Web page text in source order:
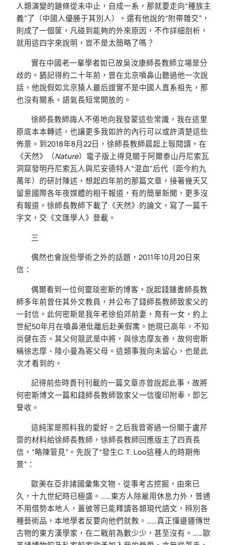
人類演變的鏈條從未中止，自成一系，那就要走向“種族主
義”了（中國人優勝于其別人）。還有他說的“附帶雜交”，
則成了一個筐，凡碰到能夠的外來原因，不作詳細剖析，
就用這四字來說明，豈不是太簡略了嗎？
實在中國老一輩學者如已故吳汝康師長教師立場是分
歧的。猶記得約二十年前，曾在北京噴鼻山聽過他一次說
話，他說假如北京猿人最后證實不是中國人直系祖先，那
也沒有關系。語氣長短常開放的。
徐師長教師誨人不倦地向我發蒙這些常識，我在這里
原底本本轉述，也讓更多我如許的內行可以或許清楚這些
佈景。到2018年8月22日，徐師長教師晨起上彀閱讀，在
《天然》（Nature）電子版上得見關于阿爾泰山丹尼索瓦
洞窟發明丹尼索瓦人與尼安德特人“混血”后代（距今約九
萬年）的研討陳述，想起四年前的那篇文章，接著幾天又
留意國際各年夜媒體的相干報道，有的簡單新聞，更多沒
有報道。徐師長教師下載了《天然》的論文，寫了一篇千
字文，交《文匯學人》登載。
三
偶然也會說些學術之外的話題，2011年10月20日來
信：
偶爾看到一位何靈琰密斯的博客，說起錢鍾書師長教
師多年前曾任其外文教員，并公布了錢師長教師致家父的
一封信。此何密斯是我年老徐伯郊前妻，育有一女，約上
世紀50年月在噴鼻港仳離后赴美假寓。她現已高年，不知
尚健在否。其父何競武是中將，與徐志摩友善，故何密斯
稱徐志摩、陸小曼為寄父母。這類事我向未留心，也是此
次才看到的。
記得前些時貴刊刊載的一篇文章亦曾說起此事，故將
何密斯博文一篇和錢師長教師致家父一信復印附奉，即乞
詧收。
這純潔是照料我的愛好。之后我曾寄過一份關于盧芹
齋的材料給徐師長教師，徐師長教師回應版主了四頁長
信，“略陳管見”。先說了“發生C. T. Loo這種人的時期佈
景”：
歐美在亞非諸國彙集文物、從事考古挖掘，由來已
久，十九世紀時已極盛。……東方人除雇用休息力外，普通
不用借勢本地人，蓋彼等已能釋讀各類現代語文，辨別各
種藝術品，本地學者反要向他們就教。……真正懂邊疆傳世
古物的東方漢學家，在二戰前為數少少，甚至沒有。……歐